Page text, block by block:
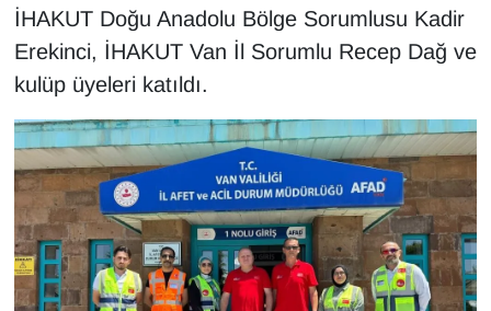
İHAKUT Doğu Anadolu Bölge Sorumlusu Kadir
Erekinci, İHAKUT Van İl Sorumlu Recep Dağ ve
kulüp üyeleri katıldı.
KURDÎ
MAGAZİN
MEDYA
ONE EKONOMİ
POLİTİKA
Resmi İlanlar